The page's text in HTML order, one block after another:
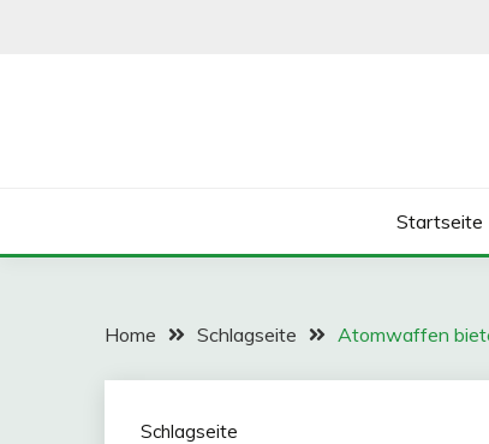
Startseite
Home Schlagseite Atomwaffen
Schlagseite